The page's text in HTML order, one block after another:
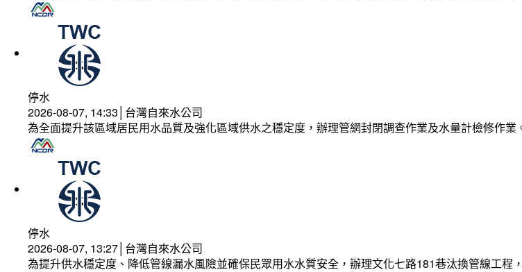
停水
2026-08-07, 14:33│台灣自來水公司
為全面提升該區域居民用水品質及強化區域供水之穩定度，辦理管網封閉調查作業及水量計檢修作業
停水
2026-08-07, 13:27│台灣自來水公司
為提升供水穩定度、降低管線漏水風險並確保民眾用水水質安全，辦理文化七路181巷汰換管線工程